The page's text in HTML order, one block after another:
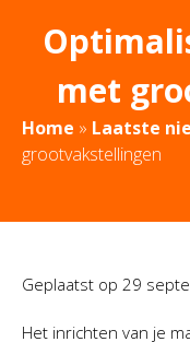
met
Home » Laatste
grootvakstellingen
Geplaatst op 29
Het inrichten van je